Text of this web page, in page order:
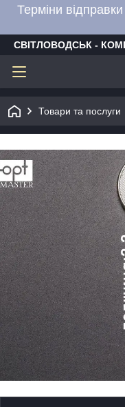
Терміни
СВІТЛОВОДСЬК -
Товари та послуги